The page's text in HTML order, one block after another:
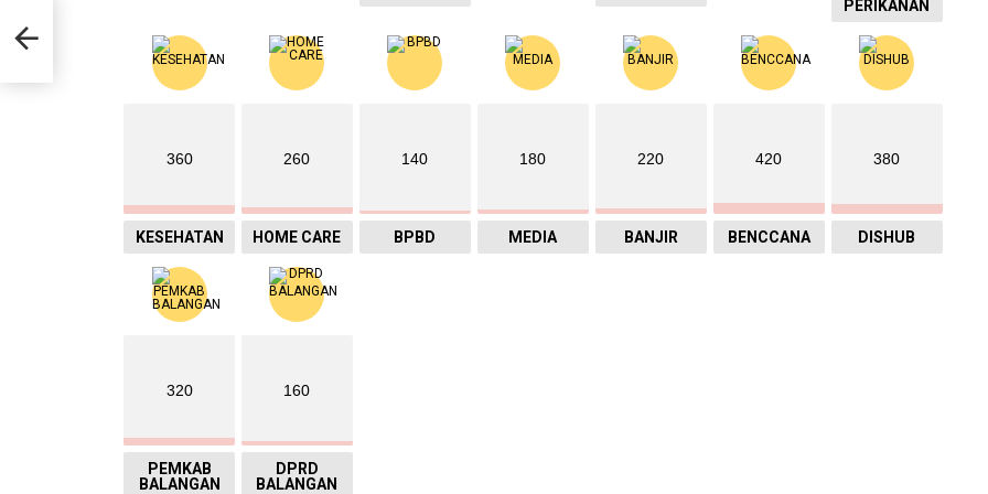
PERIKANAN
360
KESEHATAN
260
HOME CARE
140
BPBD
180
MEDIA
220
BANJIR
420
BENCCANA
380
DISHUB
320
PEMKAB
BALANGAN
160
DPRD
BALANGAN